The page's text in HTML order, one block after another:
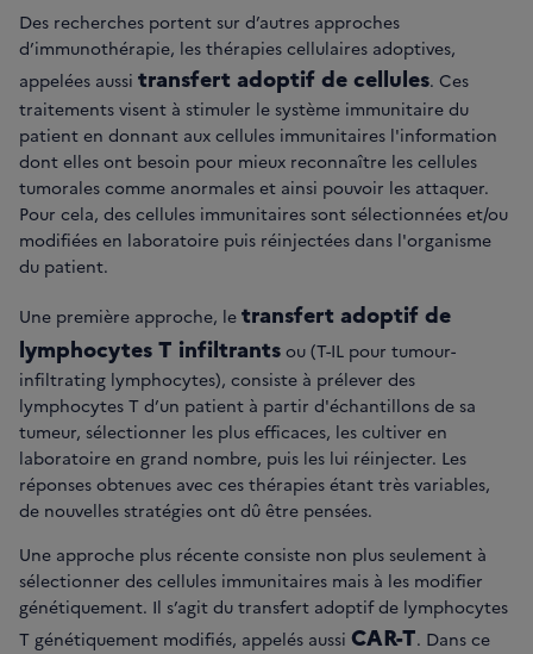
Des recherches portent sur d’autres approches
d’immunothérapie, les thérapies cellulaires adoptives,
appelées aussi transfert adoptif de cellules. Ces
traitements visent à stimuler le système immunitaire du
patient en donnant aux cellules immunitaires l'information
dont elles ont besoin pour mieux reconnaître les cellules
tumorales comme anormales et ainsi pouvoir les attaquer.
Pour cela, des cellules immunitaires sont sélectionnées et/ou
modifiées en laboratoire puis réinjectées dans l'organisme
du patient.
Une première approche, le transfert adoptif de
lymphocytes T infiltrants ou (T-IL pour tumour-
infiltrating lymphocytes), consiste à prélever des
lymphocytes T d’un patient à partir d'échantillons de sa
tumeur, sélectionner les plus efficaces, les cultiver en
laboratoire en grand nombre, puis les lui réinjecter. Les
réponses obtenues avec ces thérapies étant très variables,
de nouvelles stratégies ont dû être pensées.
Une approche plus récente consiste non plus seulement à
sélectionner des cellules immunitaires mais à les modifier
génétiquement. Il s’agit du transfert adoptif de lymphocytes
T génétiquement modifiés, appelés aussi CAR-T. Dans ce